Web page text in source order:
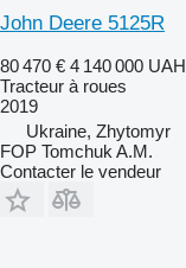
John Deere 5125R
80 470 € 4 140 000 UAH
Tracteur à roues
2019
Ukraine, Zhytomyr
FOP Tomchuk A.M.
Contacter le vendeur